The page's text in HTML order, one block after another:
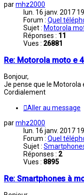
parmhz2000
lun. 16 janv. 2017
Forum : Quel
Sujet : Motorola
Réponses : 11
Vues : 26881
Re: Motorola moto e
Bonjour,
Je pense que le Motorola
Cordialement
Aller au message
parmhz2000
lun. 16 janv. 2017
Forum : Quel
Sujet :
Réponses : 2
Vues : 8895
Re: Smartphones à